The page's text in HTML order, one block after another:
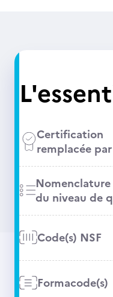
Certification
remplacée par
Nomenclature
du niveau de
Code(s) NSF
Formacode(s)